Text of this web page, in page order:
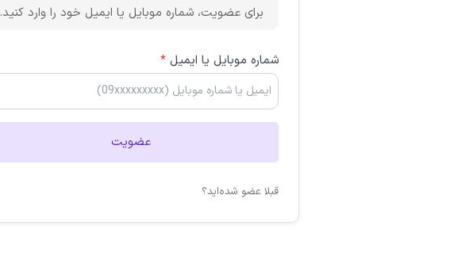
برای عضویت، شماره موبایل یا ایمیل خود را وارد کنید.
شماره موبایل یا ایمیل *
عضویت
قبلا عضو شده‌اید؟